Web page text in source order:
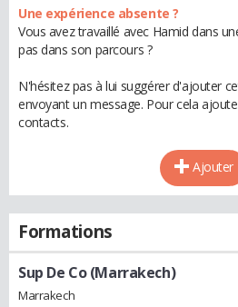
Une expérience absente ?
Vous avez travaillé avec Hamid dans
pas dans son parcours ?
N'hésitez pas à lui suggérer d'ajouter
envoyant un message. Pour cela
contacts.
Ajouter
Formations
Sup De Co (Marrakech)
Marrakech